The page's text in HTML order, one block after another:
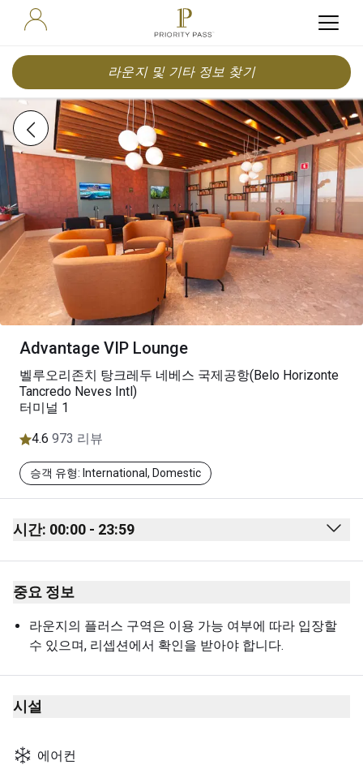
라운지 및 기타 정보 찾기
Advantage VIP Lounge
벨루오리존치 탕크레두 네베스 국제공항(Belo Horizonte
Tancredo Neves Intl)
터미널 1
4.6 973 리뷰
승객 유형: International, Domestic
시간: 00:00 - 23:59
Monday 00:00 - 23:59
Tuesday
Wednesday 00:00 - 23:59
Thursday 00:00 - 23:59
Saturday
중요 정보
라운지의 플러스 구역은 이용 가능 여부에 따라 입장할
수 있으며, 리셉션에서 확인을 받아야 합니다.
시설
에어컨